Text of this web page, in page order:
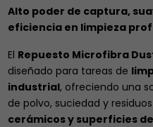
Alto poder de captura,
eficiencia en limpieza
El Repuesto Microfibra
diseñado para tareas de
industrial, ofreciendo una
de polvo, suciedad y
cerámicos y superficies